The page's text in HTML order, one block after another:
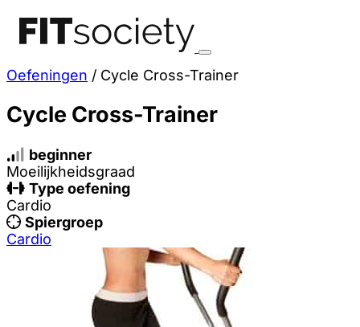
Oefeningen / Cycle Cross-Trainer
Cycle Cross-Trainer
beginner
Moeilijkheidsgraad
Type oefening
Cardio
Spiergroep
Cardio